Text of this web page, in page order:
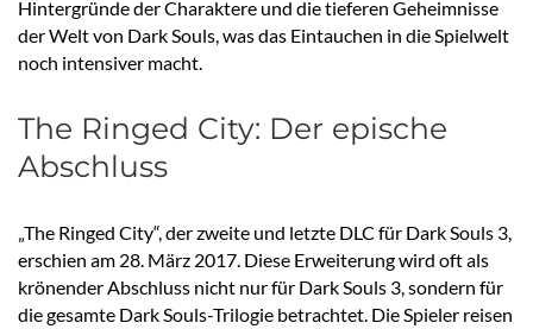
Hintergründe der Charaktere und die tieferen Geheimnisse
der Welt von Dark Souls, was das Eintauchen in die Spielwelt
noch intensiver macht.
The Ringed City: Der epische
Abschluss
„The Ringed City“, der zweite und letzte DLC für Dark Souls 3,
erschien am 28. März 2017. Diese Erweiterung wird oft als
krönender Abschluss nicht nur für Dark Souls 3, sondern für
die gesamte Dark Souls-Trilogie betrachtet. Die Spieler reisen